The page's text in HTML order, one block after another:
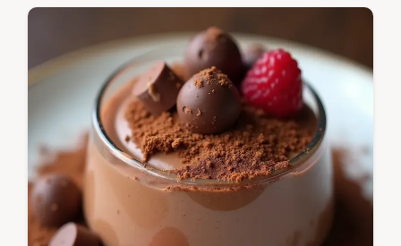
Maîtrisez la Ganache au chocolat noir pilier
de la pâtisserie Obtenez une émulsion
veloutée digne des pros parfaite pour les
macarons ou le glaçage de gâteau